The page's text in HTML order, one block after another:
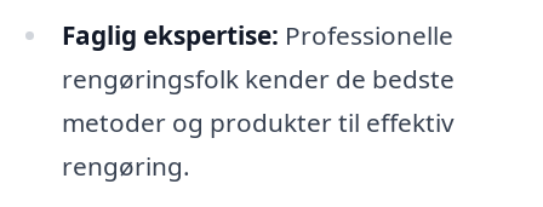
Faglig ekspertise: Professionelle
rengøringsfolk kender de bedste
metoder og produkter til effektiv
rengøring.